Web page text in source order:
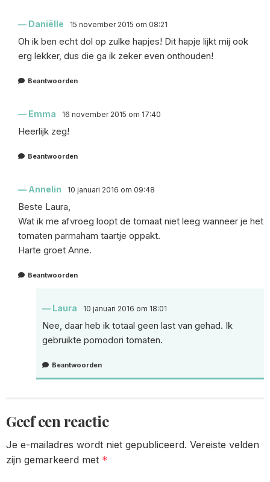
Daniëlle 15 november 2015 om 08:21
Oh ik ben echt dol op zulke hapjes! Dit hapje lijkt mij ook
erg lekker, dus die ga ik zeker even onthouden!
Beantwoorden
Emma 16 november 2015 om 17:40
Heerlijk zeg!
Beantwoorden
Annelin 10 januari 2016 om 09:48
Beste Laura,
Wat ik me afvroeg loopt de tomaat niet leeg wanneer je het
tomaten parmaham taartje oppakt.
Harte groet Anne.
Beantwoorden
Laura 10 januari 2016 om 18:01
Nee, daar heb ik totaal geen last van gehad. Ik
gebruikte pomodori tomaten.
Beantwoorden
Geef een reactie
Je e-mailadres wordt niet gepubliceerd. Vereiste velden
zijn gemarkeerd met *